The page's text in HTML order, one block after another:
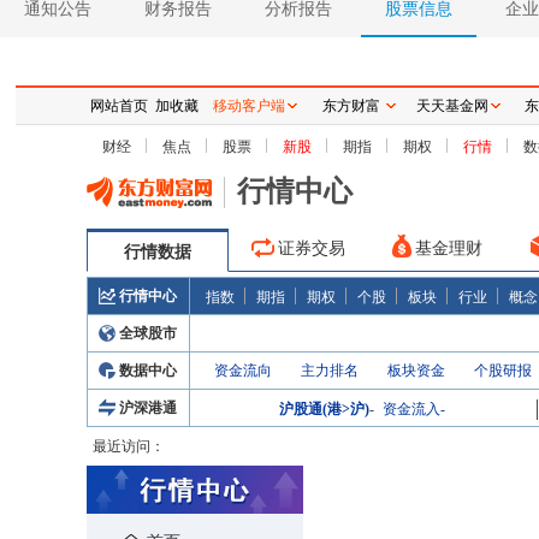
通知公告 财务报告 分析报告 股票信息 企